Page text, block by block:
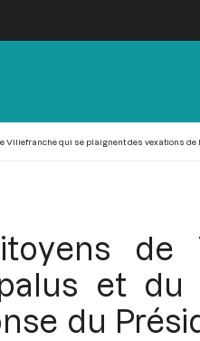
Villefranche qui se plaignent des vexations de
de
et
du